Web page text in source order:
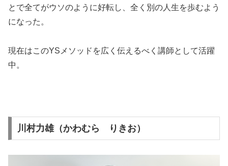
とで全てがウソのように好転し、全く別の人生を歩むよう
になった。
現在はこのYSメソッドを広く伝えるべく講師として活躍
中。
川村力雄（かわむら りきお）